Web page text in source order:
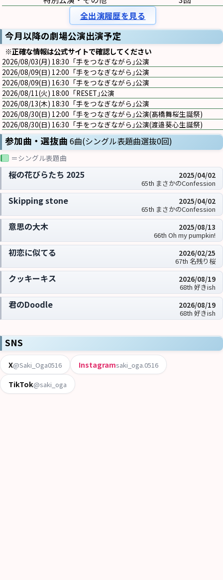
全出演履歴を見る
今月以降の劇場公演出演予定
※正確な情報は公式サイトで確認してください
2026/08/03(月) 18:30 ｢手をつなぎながら｣公演
2026/08/09(日) 12:00 ｢手をつなぎながら｣公演
2026/08/09(日) 16:30 ｢手をつなぎながら｣公演
2026/08/11(火) 18:00 ｢RESET｣公演
2026/08/13(木) 18:30 ｢手をつなぎながら｣公演
2026/08/30(日) 12:00 ｢手をつなぎながら｣公演(髙橋舞桜生誕祭)
2026/08/30(日) 16:30 ｢手をつなぎながら｣公演(渡邉葵心生誕祭)
参加曲・選抜曲 6曲(シングル表題曲選抜0回)
＝シングル表題曲
桜の花びらたち 2025
2025/04/02
65th まさかのConfession
Skipping stone
2025/04/02
65th まさかのConfession
意思の大木
2025/08/13
66th Oh my pumpkin!
初恋に似てる
2026/02/25
67th 名残り桜
クッキーキス
2026/08/19
68th 好きish
君のDoodle
2026/08/19
68th 好きish
SNS
X@Saki_Oga0516 Instagramsaki_oga.0516
TikTok@saki_oga